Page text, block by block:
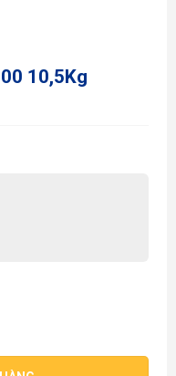
10,5Kg